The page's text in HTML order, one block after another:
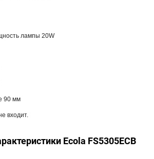
лампы 20W
90 мм
входит.
Ecola FS5305ECB